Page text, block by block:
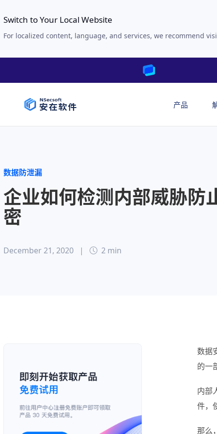
Switch to Your Local Website
For localized content, language, and services, we recommend
产品
数据防泄漏
企业如何检测内部威胁防
密
December 21, 2020 | 2 min
数据
的一
内部
件，
那么